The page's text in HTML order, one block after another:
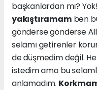
başkanlardan mı?
yakıştıramamben
gönderse gönderse
selamı getirenler
de düşmedim değil.
istedim ama bu
anlamadım.